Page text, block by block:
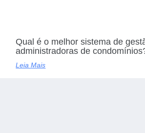
Qual é o melhor sistema de
administradoras de
Leia Mais